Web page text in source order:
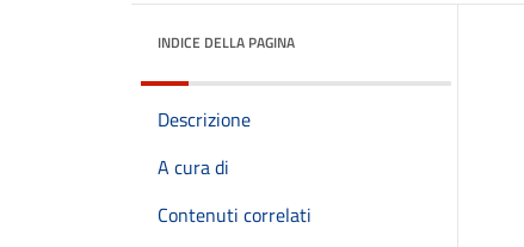
INDICE DELLA PAGINA
Descrizione
A cura di
Contenuti correlati